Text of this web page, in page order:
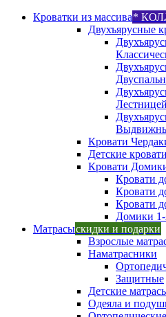
Кроватки из массива*
Двухъярусные
Кровати
Детские
Кровати
Кровати
Кровати
Кровати
Домики 1-
Матрасыскидки и подарки
Взрослые
Наматрасники
Защитные
Детские
Одеяла и